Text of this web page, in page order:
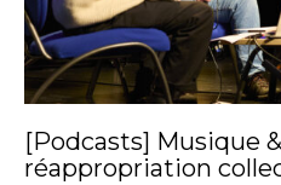
[Podcasts] Musique
réappropriation